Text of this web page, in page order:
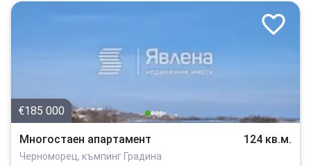
€185 000
Многостаен апартамент 124 кв.м.
Черноморец, къмпинг Градина